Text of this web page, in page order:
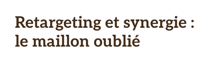
Retargeting et synergie :
le maillon oublié